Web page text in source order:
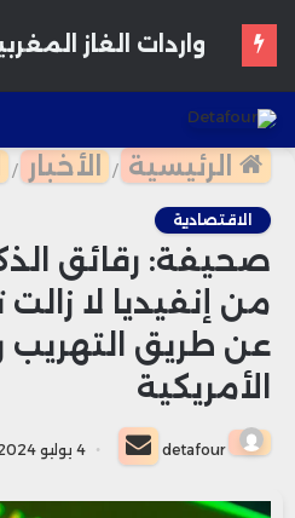
الرئيسية / الأخبار /
الاقتصادية
صحيفة: رقائق
من إنفيديا لا
عن طريق التهريب
الأمريكية
detafour
أرسل
بريدا
إلكترونيا
4 يوليو 2024